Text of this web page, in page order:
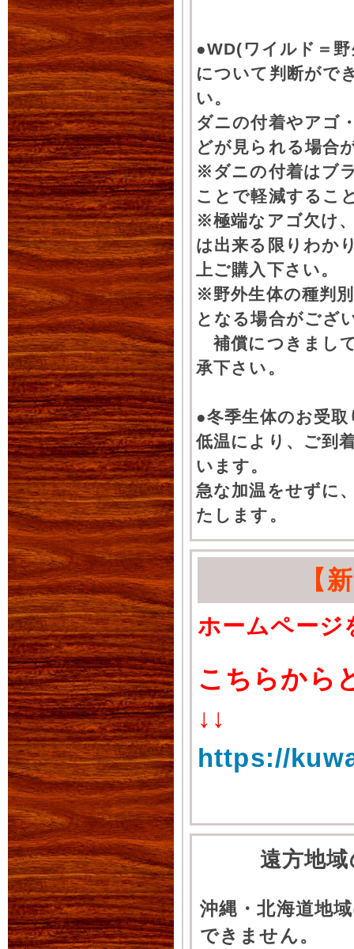
●WD(ワイルド＝
について判断がで
い。
ダニの付着やアゴ
どが見られる場合
※ダニの付着はブ
ことで軽減するこ
※極端なアゴ欠け
は出来る限りわか
上ご購入下さい。
※野外生体の種判
となる場合がござ
補償につきまし
承下さい。
●冬季生体のお受
低温により、ご到
います。
急な加温をせずに
たします。
【
ホームページ
こちらから
↓↓
https://
遠方地
沖縄・北海道地
できません。